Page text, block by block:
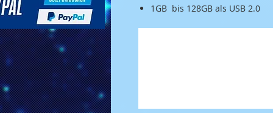
1GB bis 128GB als USB 2.0